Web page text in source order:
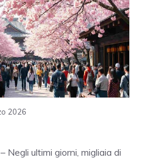
2026
ultimi giorni, migliaia di